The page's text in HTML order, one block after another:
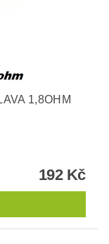
1,8OHM
192 Kč